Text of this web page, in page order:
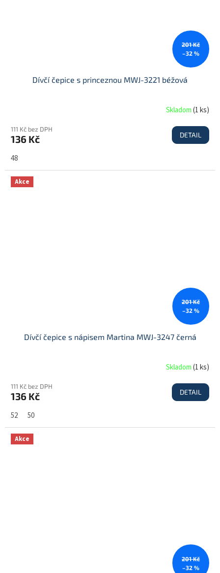
201 Kč
–32 %
Dívčí čepice s princeznou MWJ-3221 béžová
Skladom(1 ks)
111 Kč bez DPH
136 Kč DETAIL
48
Akce
201 Kč
–32 %
Dívčí čepice s nápisem Martina MWJ-3247 černá
Skladom(1 ks)
111 Kč bez DPH
136 Kč DETAIL
52 50
Akce
201 Kč
–32 %